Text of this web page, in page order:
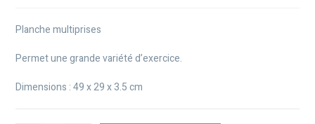
Planche multiprises
Permet une grande variété d’exercice.
Dimensions : 49 x 29 x 3.5 cm